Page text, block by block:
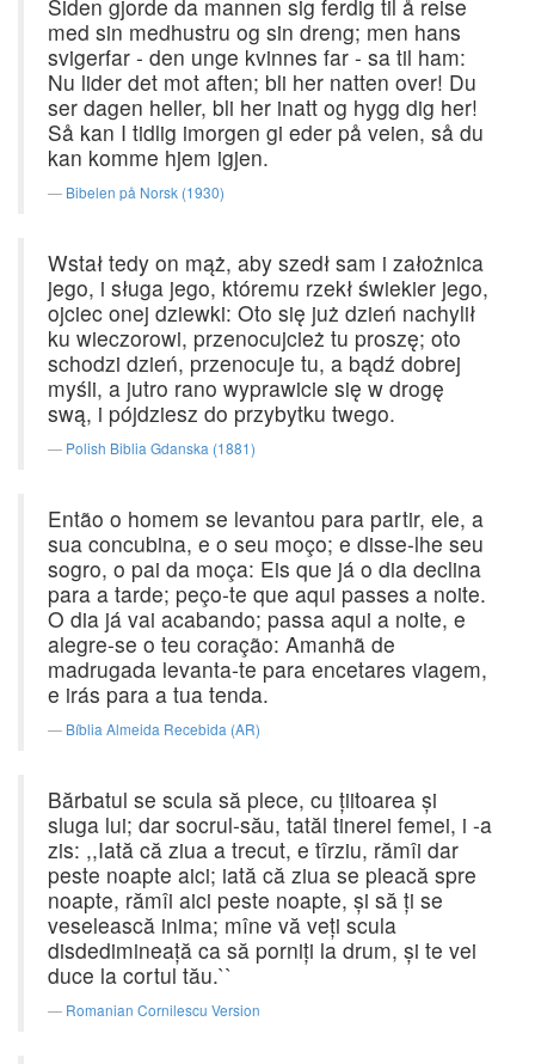
Siden gjorde da mannen sig ferdig til å reise
med sin medhustru og sin dreng; men hans
svigerfar - den unge kvinnes far - sa til ham:
Nu lider det mot aften; bli her natten over! Du
ser dagen heller, bli her inatt og hygg dig her!
Så kan I tidlig imorgen gi eder på veien, så du
kan komme hjem igjen.
Bibelen på Norsk (1930)
Wstał tedy on mąż, aby szedł sam i założnica
jego, i sługa jego, któremu rzekł świekier jego,
ojciec onej dziewki: Oto się już dzień nachylił
ku wieczorowi, przenocujcież tu proszę; oto
schodzi dzień, przenocuje tu, a bądź dobrej
myśli, a jutro rano wyprawicie się w drogę
swą, i pójdziesz do przybytku twego.
Polish Biblia Gdanska (1881)
Então o homem se levantou para partir, ele, a
sua concubina, e o seu moço; e disse-lhe seu
sogro, o pai da moça: Eis que já o dia declina
para a tarde; peço-te que aqui passes a noite.
O dia já vai acabando; passa aqui a noite, e
alegre-se o teu coração: Amanhã de
madrugada levanta-te para encetares viagem,
e irás para a tua tenda.
Bíblia Almeida Recebida (AR)
Bărbatul se scula să plece, cu ţiitoarea şi
sluga lui; dar socrul-său, tatăl tinerei femei, i -a
zis: ,,Iată că ziua a trecut, e tîrziu, rămîi dar
peste noapte aici; iată că ziua se pleacă spre
noapte, rămîi aici peste noapte, şi să ţi se
veselească inima; mîne vă veţi scula
disdedimineaţă ca să porniţi la drum, şi te vei
duce la cortul tău.``
Romanian Cornilescu Version